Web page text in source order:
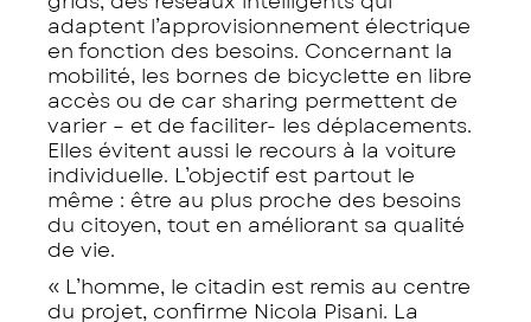
adaptent l’approvisionnement électrique
en fonction des besoins. Concernant la
mobilité, les bornes de bicyclette en libre
accès ou de car sharing permettent de
varier – et de faciliter- les déplacements.
Elles évitent aussi le recours à la voiture
individuelle. L’objectif est partout le
même : être au plus proche des besoins
du citoyen, tout en améliorant sa qualité
de vie.
« L’homme, le citadin est remis au centre
du projet, confirme Nicola Pisani. La